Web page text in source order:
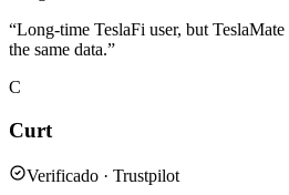
“Long-time TeslaFi user, but
the same data.”
C
Curt
Verificado · Trustpilot